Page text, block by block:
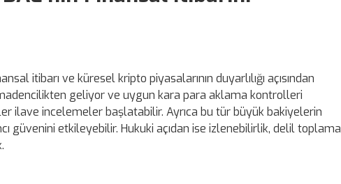
itibarı ve küresel kripto piyasalarının duyarlılığı açısından
geliyor ve uygun kara para aklama kontrolleri
ilave incelemeler başlatabilir. Ayrıca bu tür büyük bakiyelerin
güvenini etkileyebilir. Hukuki açıdan ise izlenebilirlik, delil toplama